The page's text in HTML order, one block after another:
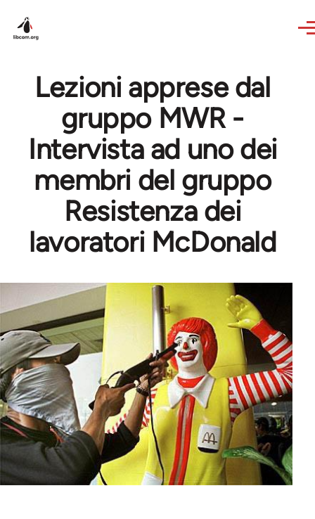
Lezioni apprese dal
gruppo MWR -
Intervista ad uno dei
membri del gruppo
Resistenza dei
lavoratori McDonald